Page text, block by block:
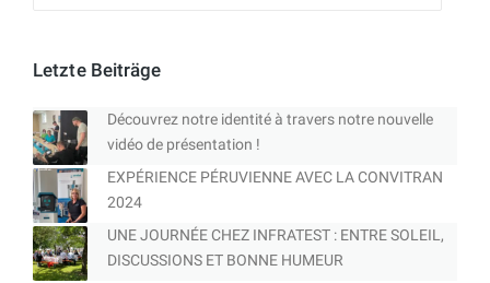
Letzte Beiträge
Découvrez notre identité à travers notre nouvelle
vidéo de présentation !
EXPÉRIENCE PÉRUVIENNE AVEC LA CONVITRAN
2024
UNE JOURNÉE CHEZ INFRATEST : ENTRE SOLEIL,
DISCUSSIONS ET BONNE HUMEUR